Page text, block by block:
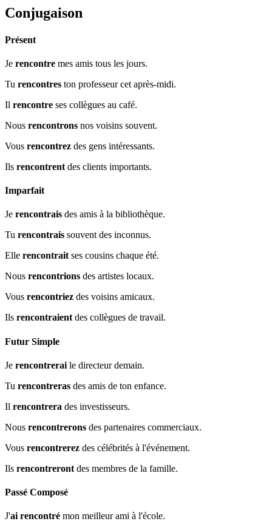
Conjugaison
Présent
Je rencontre mes amis tous les jours.
Tu rencontres ton professeur cet après-midi.
Il rencontre ses collègues au café.
Nous rencontrons nos voisins souvent.
Vous rencontrez des gens intéressants.
Ils rencontrent des clients importants.
Imparfait
Je rencontrais des amis à la bibliothèque.
Tu rencontrais souvent des inconnus.
Elle rencontrait ses cousins chaque été.
Nous rencontrions des artistes locaux.
Vous rencontriez des voisins amicaux.
Ils rencontraient des collègues de travail.
Futur Simple
Je rencontrerai le directeur demain.
Tu rencontreras des amis de ton enfance.
Il rencontrera des investisseurs.
Nous rencontrerons des partenaires commerciaux.
Vous rencontrerez des célébrités à l'événement.
Ils rencontreront des membres de la famille.
Passé Composé
J'ai rencontré mon meilleur ami à l'école.